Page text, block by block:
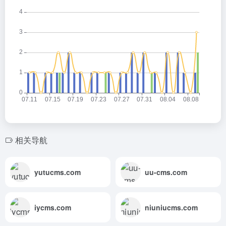
相关导航
yutucms.com uu-cms.com
iycms.com niuniucms.com